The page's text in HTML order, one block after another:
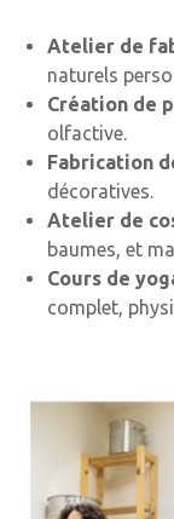
Atelier de
naturels
Création de
olfactive.
Fabrication
décoratives.
Atelier de
baumes, et
Cours de
complet,